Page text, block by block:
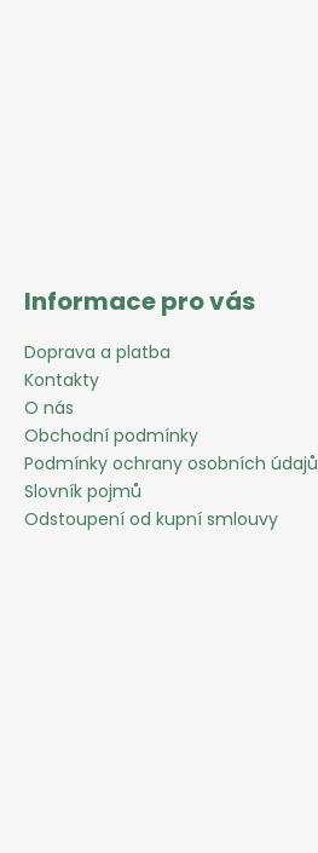
Informace pro vás
Doprava a platba
Kontakty
O nás
Obchodní podmínky
Podmínky ochrany osobních údajů
Slovník pojmů
Odstoupení od kupní smlouvy